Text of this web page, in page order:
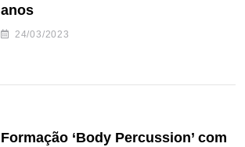
anos
24/03/2023
Formação ‘Body Percussion’ com